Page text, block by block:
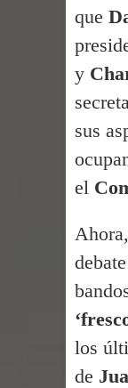
que
y
sus
el
los
de